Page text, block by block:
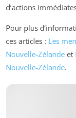
d’actions
Pour plus
ces articles : Les
Nouvelle-Zélande et
Nouvelle-Zélande.